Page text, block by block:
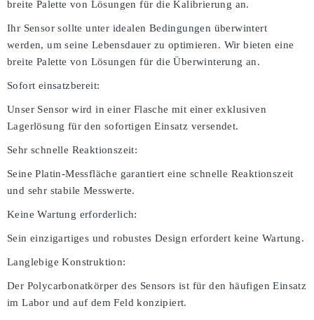
breite Palette von Lösungen für die Kalibrierung an.
Ihr Sensor sollte unter idealen Bedingungen überwintert
werden, um seine Lebensdauer zu optimieren. Wir bieten eine
breite Palette von Lösungen für die Überwinterung an.
Sofort einsatzbereit:
Unser Sensor wird in einer Flasche mit einer exklusiven
Lagerlösung für den sofortigen Einsatz versendet.
Sehr schnelle Reaktionszeit:
Seine Platin-Messfläche garantiert eine schnelle Reaktionszeit
und sehr stabile Messwerte.
Keine Wartung erforderlich:
Sein einzigartiges und robustes Design erfordert keine Wartung.
Langlebige Konstruktion:
Der Polycarbonatkörper des Sensors ist für den häufigen Einsatz
im Labor und auf dem Feld konzipiert.